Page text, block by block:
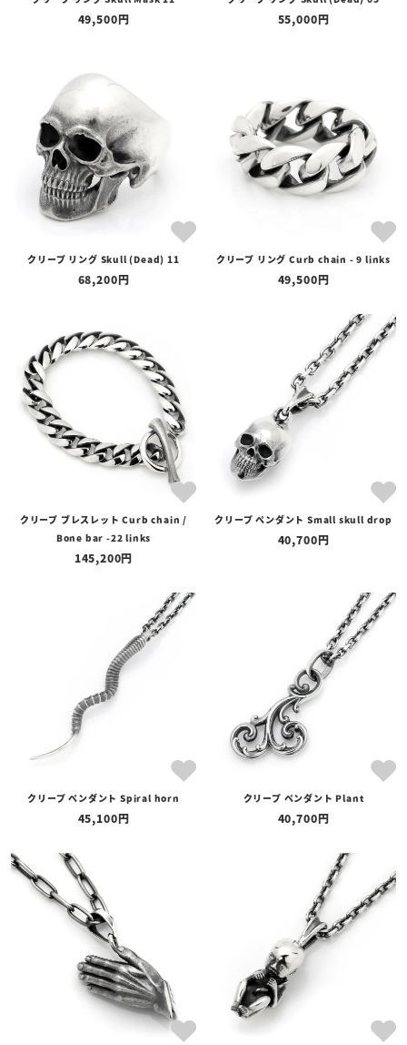
49,500 55,000
クリープ リング Skull (Dead) 11
68,200
クリープ リング Curb chain - 9 links
49,500
クリープ ブレスレット Curb chain /
Bone bar -22 links
145,200
クリープ ペンダント Small skull drop
40,700
クリープ ペンダント Spiral horn
45,100
クリープ ペンダント Plant
40,700